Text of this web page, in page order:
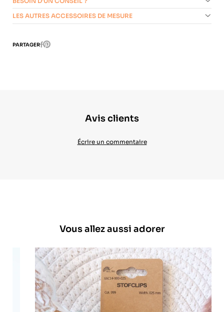
LES AUTRES ACCESSOIRES DE MESURE
PARTAGERFacebook
Pinterest
Avis clients
Écrire un commentaire
Vous allez aussi adorer